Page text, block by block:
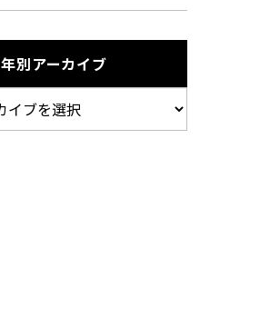
年別アーカイブ